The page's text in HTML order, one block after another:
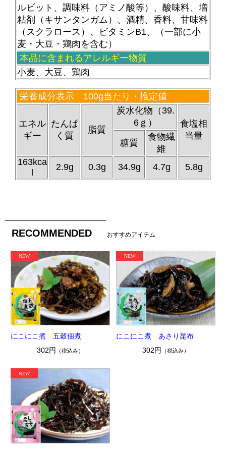
ルビット、調味料（アミノ酸等）、酸味料、増
粘剤（キサンタンガム）、酒精、香料、甘味料
（スクラロース）、ビタミンB1、（一部に小
麦・大豆・鶏肉を含む）
本品に含まれるアレルギー物質
小麦、大豆、鶏肉
栄養成分表示 100g当たり・推定値
エネル
ギー
たんぱ
く質
脂質
炭水化物（39.
6ｇ）
食塩相
当量
糖質
食物繊
維
163kca
2.9g 0.3g 34.9g 4.7g 5.8g
RECOMMENDED おすすめアイテム
にこにこ煮 五穀佃煮
302円
（税込み）
にこにこ煮 あさり昆布
302円
（税込み）